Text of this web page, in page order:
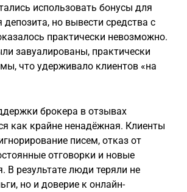
использовать бонусы для
депозита, но вывести средства с
практически невозможно.
завуалированы, практически
что удерживало клиентов «на
брокера в отзывах
как крайне ненадёжная. Клиенты
писем, отказ от
отговорки и новые
В результате люди теряли не
но и доверие к онлайн-